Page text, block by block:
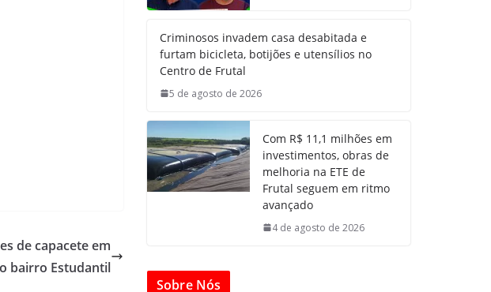
de capacete em
bairro Estudantil
Criminosos invadem casa desabitada e
furtam bicicleta, botijões e utensílios no
Centro de Frutal
5 de agosto de 2026
Com R$ 11,1 milhões em
investimentos, obras de
melhoria na ETE de
Frutal seguem em ritmo
avançado
4 de agosto de 2026
Sobre Nós